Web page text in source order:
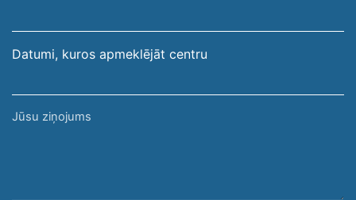
Datumi, kuros apmeklējāt centru
Jūsu